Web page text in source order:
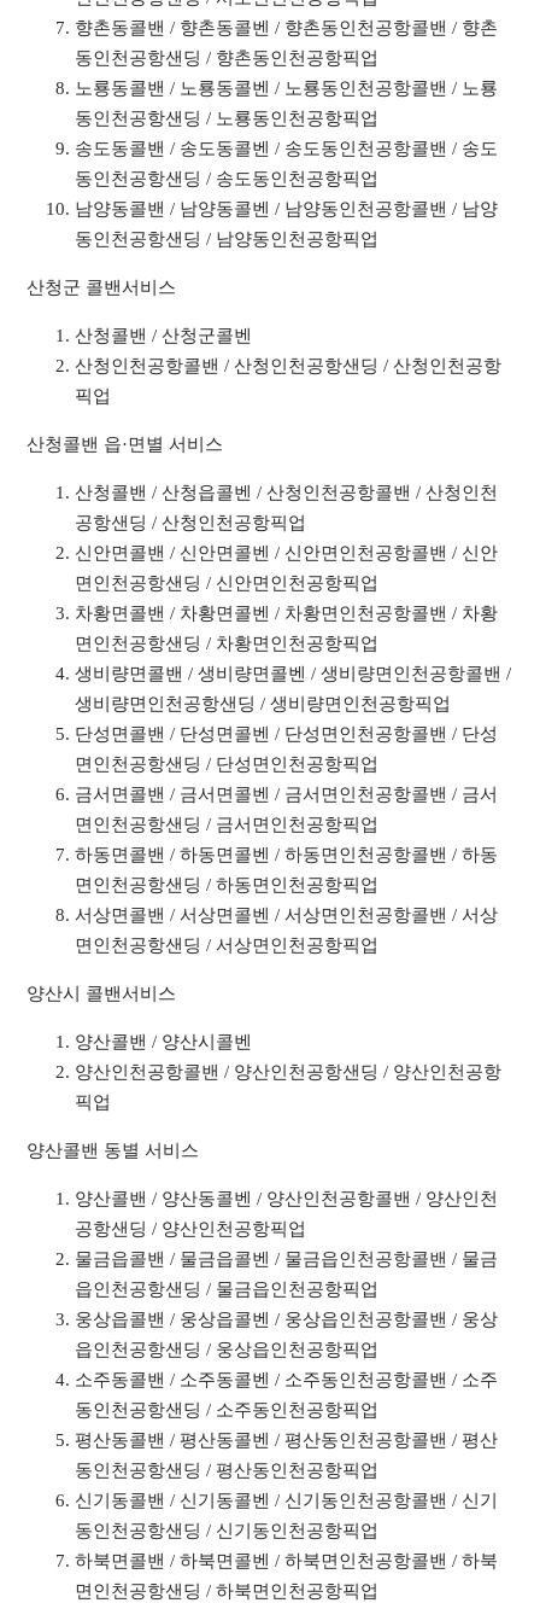
향촌동콜밴 / 향촌동콜벤 / 향촌동인천공항콜밴 / 향촌
동인천공항샌딩 / 향촌동인천공항픽업
노룡동콜밴 / 노룡동콜벤 / 노룡동인천공항콜밴 / 노룡
동인천공항샌딩 / 노룡동인천공항픽업
송도동콜밴 / 송도동콜벤 / 송도동인천공항콜밴 / 송도
동인천공항샌딩 / 송도동인천공항픽업
남양동콜밴 / 남양동콜벤 / 남양동인천공항콜밴 / 남양
동인천공항샌딩 / 남양동인천공항픽업
산청군 콜밴서비스
산청콜밴 / 산청군콜벤
산청인천공항콜밴 / 산청인천공항샌딩 / 산청인천공항
픽업
산청콜밴 읍·면별 서비스
산청콜밴 / 산청읍콜벤 / 산청인천공항콜밴 / 산청인천
공항샌딩 / 산청인천공항픽업
신안면콜밴 / 신안면콜벤 / 신안면인천공항콜밴 / 신안
면인천공항샌딩 / 신안면인천공항픽업
차황면콜밴 / 차황면콜벤 / 차황면인천공항콜밴 / 차황
면인천공항샌딩 / 차황면인천공항픽업
생비량면콜밴 / 생비량면콜벤 / 생비량면인천공항콜밴 /
생비량면인천공항샌딩 / 생비량면인천공항픽업
단성면콜밴 / 단성면콜벤 / 단성면인천공항콜밴 / 단성
면인천공항샌딩 / 단성면인천공항픽업
금서면콜밴 / 금서면콜벤 / 금서면인천공항콜밴 / 금서
면인천공항샌딩 / 금서면인천공항픽업
하동면콜밴 / 하동면콜벤 / 하동면인천공항콜밴 / 하동
면인천공항샌딩 / 하동면인천공항픽업
서상면콜밴 / 서상면콜벤 / 서상면인천공항콜밴 / 서상
면인천공항샌딩 / 서상면인천공항픽업
양산시 콜밴서비스
양산콜밴 / 양산시콜벤
양산인천공항콜밴 / 양산인천공항샌딩 / 양산인천공항
픽업
양산콜밴 동별 서비스
양산콜밴 / 양산동콜벤 / 양산인천공항콜밴 / 양산인천
공항샌딩 / 양산인천공항픽업
물금읍콜밴 / 물금읍콜벤 / 물금읍인천공항콜밴 / 물금
읍인천공항샌딩 / 물금읍인천공항픽업
웅상읍콜밴 / 웅상읍콜벤 / 웅상읍인천공항콜밴 / 웅상
읍인천공항샌딩 / 웅상읍인천공항픽업
소주동콜밴 / 소주동콜벤 / 소주동인천공항콜밴 / 소주
동인천공항샌딩 / 소주동인천공항픽업
평산동콜밴 / 평산동콜벤 / 평산동인천공항콜밴 / 평산
동인천공항샌딩 / 평산동인천공항픽업
신기동콜밴 / 신기동콜벤 / 신기동인천공항콜밴 / 신기
동인천공항샌딩 / 신기동인천공항픽업
하북면콜밴 / 하북면콜벤 / 하북면인천공항콜밴 / 하북
면인천공항샌딩 / 하북면인천공항픽업